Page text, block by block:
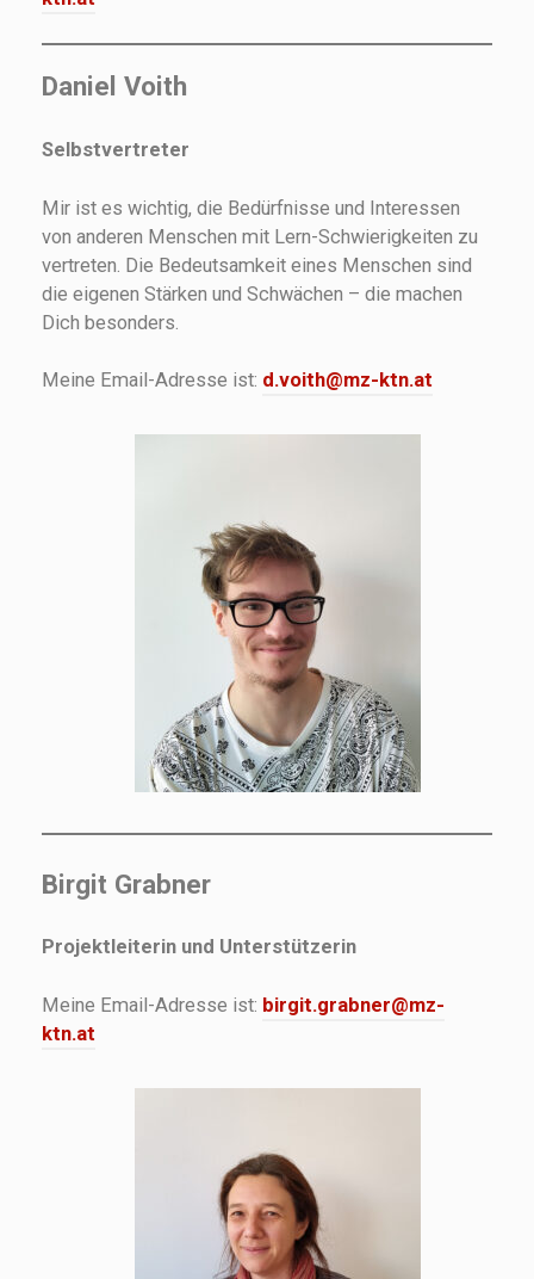
Daniel Voith
Selbstvertreter
Mir ist es wichtig, die Bedürfnisse und Interessen
von anderen Menschen mit Lern-Schwierigkeiten zu
vertreten. Die Bedeutsamkeit eines Menschen sind
die eigenen Stärken und Schwächen – die machen
Dich besonders.
Meine Email-Adresse ist: d.voith@mz-ktn.at
Birgit Grabner
Projektleiterin und Unterstützerin
Meine Email-Adresse ist: birgit.grabner@mz-
ktn.at